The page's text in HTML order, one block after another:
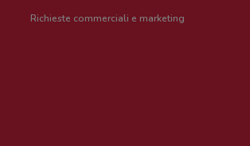
Richieste commerciali e marketing